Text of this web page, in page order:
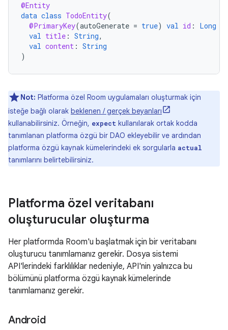
@Entity
data class TodoEntity(
@PrimaryKey(autoGenerate = true) val id : Long
val title : String,
val content : String
)
Not: Platforma özel Room uygulamaları oluşturmak için
isteğe bağlı olarak beklenen / gerçek beyanları
kullanabilirsiniz. Örneğin, expect kullanılarak ortak kodda
tanımlanan platforma özgü bir DAO ekleyebilir ve ardından
platforma özgü kaynak kümelerindeki ek sorgularla actual
tanımlarını belirtebilirsiniz.
Platforma özel veritabanı
oluşturucular oluşturma
Her platformda Room'u başlatmak için bir veritabanı
oluşturucu tanımlamanız gerekir. Dosya sistemi
API'lerindeki farklılıklar nedeniyle, API'nin yalnızca bu
bölümünü platforma özgü kaynak kümelerinde
tanımlamanız gerekir.
Android